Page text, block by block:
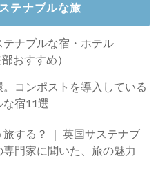
テナブルな旅
テナブルな宿・ホテル
おすすめ）
コンポストを導入している
な宿11選
英国サステナブ
専門家に聞いた、旅の魅力